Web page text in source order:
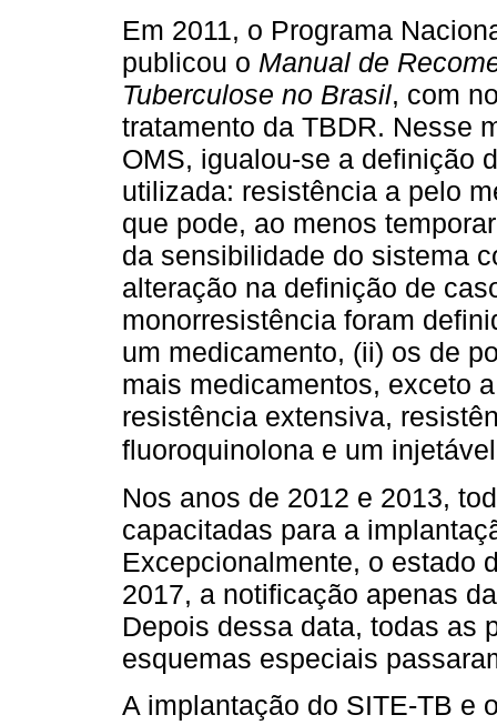
Em 2011, o Programa
publicou o Manual de
Tuberculose no Brasil, com
tratamento da TBDR. Nesse
OMS, igualou-se a definição
utilizada: resistência a pelo
que pode, ao menos
da sensibilidade do sistema
alteração na definição de
monorresistência foram
um medicamento, (ii) os de
mais medicamentos, exceto
resistência extensiva,
fluoroquinolona e um
Nos anos de 2012 e 2013,
capacitadas para a
Excepcionalmente, o estado
2017, a notificação apenas
Depois dessa data, todas as
esquemas especiais
A implantação do SITE-TB e